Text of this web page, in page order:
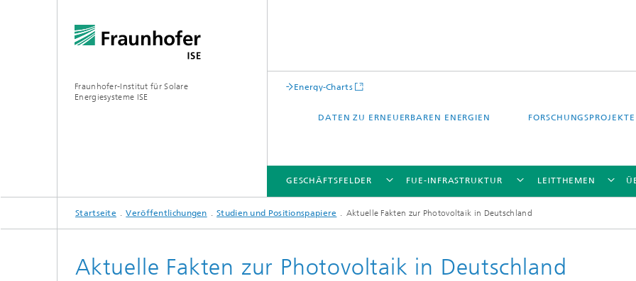
Fraunhofer-Institut für Solare
Energiesysteme ISE
Energy-Charts
DATEN ZU ERNEUERBAREN ENERGIEN FORSCHUNGSPROJEKTE
GESCHÄFTSFELDER
GESCHÄFTSFELDER
FUE-INFRASTRUKTUR
FUE-INFRASTRUKTUR
LEITTHEMEN
LEITTHEMEN
ÜBER UNS
VERÖFFENTLICHUNGEN
Startseite Veröffentlichungen Studien und Positionspapiere Aktuelle Fakten zur Photovoltaik in Deutschland
Aktuelle Fakten zur Photovoltaik in Deutschland